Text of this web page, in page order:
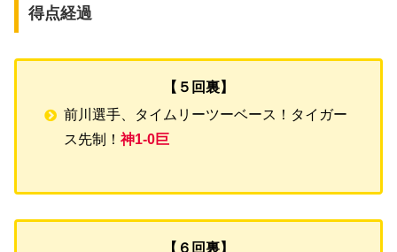
得点経過
【５回裏】
前川選手、タイムリーツーベース！タイガー
ス先制！神1-0巨
【６回裏】